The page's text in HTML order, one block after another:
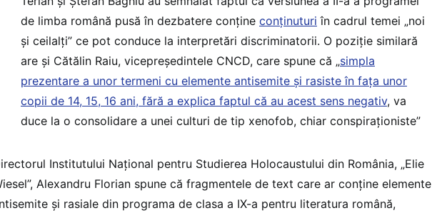
de limba română pusă în dezbatere conține conținuturi în cadrul temei „noi
și ceilalți” ce pot conduce la interpretări discriminatorii. O poziție similară
are și Cătălin Raiu, vicepreședintele CNCD, care spune că „simpla
prezentare a unor termeni cu elemente antisemite și rasiste în fața unor
copii de 14, 15, 16 ani, fără a explica faptul că au acest sens negativ, va
duce la o consolidare a unei culturi de tip xenofob, chiar conspiraționiste”
Institutului Național pentru Studierea Holocaustului din România, „Elie
Alexandru Florian spune că fragmentele de text care ar conține elemente
și rasiale din programa de clasa a IX-a pentru literatura română,